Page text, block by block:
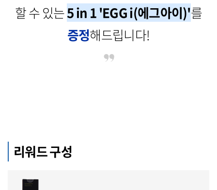
할 수 있는5 in 1 'EGG i(에그아이)'를
증정해드립니다!
리워드 구성